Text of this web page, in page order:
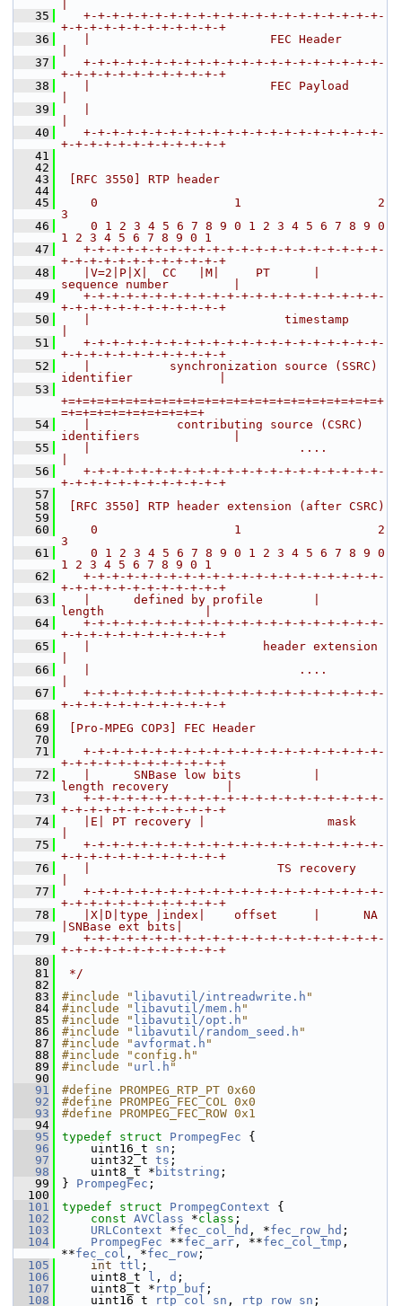
   35
   +-+-+-+-+-+-+-+-+-+-+-+-+-+-+-+-+-+-+-+-+-
+-+-+-+-+-+-+-+-+-+-+-+
   36
   |                         FEC Header
   37
   +-+-+-+-+-+-+-+-+-+-+-+-+-+-+-+-+-+-+-+-+-
+-+-+-+-+-+-+-+-+-+-+-+
   38
   |                         FEC Payload
   39
   40
   +-+-+-+-+-+-+-+-+-+-+-+-+-+-+-+-+-+-+-+-+-
+-+-+-+-+-+-+-+-+-+-+-+
   41
   42
   43
[RFC 3550] RTP header
   44
   45
    0                   1                   2
3
   46
    0 1 2 3 4 5 6 7 8 9 0 1 2 3 4 5 6 7 8 9 0
1 2 3 4 5 6 7 8 9 0 1
   47
   +-+-+-+-+-+-+-+-+-+-+-+-+-+-+-+-+-+-+-+-+-
+-+-+-+-+-+-+-+-+-+-+-+
   48
   |V=2|P|X|  CC   |M|     PT      |
sequence number         |
   49
   +-+-+-+-+-+-+-+-+-+-+-+-+-+-+-+-+-+-+-+-+-
+-+-+-+-+-+-+-+-+-+-+-+
   50
   |                           timestamp
   51
   +-+-+-+-+-+-+-+-+-+-+-+-+-+-+-+-+-+-+-+-+-
+-+-+-+-+-+-+-+-+-+-+-+
   52
   |           synchronization source (SSRC)
identifier            |
   53
+=+=+=+=+=+=+=+=+=+=+=+=+=+=+=+=+=+=+=+=+=+=+
=+=+=+=+=+=+=+=+=+=+
   54
   |            contributing source (CSRC)
identifiers             |
   55
   |                             ....
   56
   +-+-+-+-+-+-+-+-+-+-+-+-+-+-+-+-+-+-+-+-+-
+-+-+-+-+-+-+-+-+-+-+-+
   57
   58
[RFC 3550] RTP header extension (after CSRC)
   59
   60
    0                   1                   2
3
   61
    0 1 2 3 4 5 6 7 8 9 0 1 2 3 4 5 6 7 8 9 0
1 2 3 4 5 6 7 8 9 0 1
   62
   +-+-+-+-+-+-+-+-+-+-+-+-+-+-+-+-+-+-+-+-+-
+-+-+-+-+-+-+-+-+-+-+-+
   63
   |      defined by profile       |
length              |
   64
   +-+-+-+-+-+-+-+-+-+-+-+-+-+-+-+-+-+-+-+-+-
+-+-+-+-+-+-+-+-+-+-+-+
   65
   |                        header extension
   66
   |                             ....
   67
   +-+-+-+-+-+-+-+-+-+-+-+-+-+-+-+-+-+-+-+-+-
+-+-+-+-+-+-+-+-+-+-+-+
   68
   69
[Pro-MPEG COP3] FEC Header
   70
   71
   +-+-+-+-+-+-+-+-+-+-+-+-+-+-+-+-+-+-+-+-+-
+-+-+-+-+-+-+-+-+-+-+-+
   72
   |      SNBase low bits          |
length recovery        |
   73
   +-+-+-+-+-+-+-+-+-+-+-+-+-+-+-+-+-+-+-+-+-
+-+-+-+-+-+-+-+-+-+-+-+
   74
   |E| PT recovery |                 mask
   75
   +-+-+-+-+-+-+-+-+-+-+-+-+-+-+-+-+-+-+-+-+-
+-+-+-+-+-+-+-+-+-+-+-+
   76
   |                          TS recovery
   77
   +-+-+-+-+-+-+-+-+-+-+-+-+-+-+-+-+-+-+-+-+-
+-+-+-+-+-+-+-+-+-+-+-+
   78
   |X|D|type |index|    offset     |      NA
|SNBase ext bits|
   79
   +-+-+-+-+-+-+-+-+-+-+-+-+-+-+-+-+-+-+-+-+-
+-+-+-+-+-+-+-+-+-+-+-+
   80
   81
*/
   82
   83
#include " libavutil/intreadwrite.h "
   84
#include " libavutil/mem.h "
   85
#include " libavutil/opt.h "
   86
#include " libavutil/random_seed.h "
   87
#include " avformat.h "
   88
#include "config.h"
   89
#include " url.h "
   90
   91
#define PROMPEG_RTP_PT 0x60
   92
#define PROMPEG_FEC_COL 0x0
   93
#define PROMPEG_FEC_ROW 0x1
   94
   95
typedef struct PrompegFec {
   96
uint16_t sn ;
   97
uint32_t ts ;
   98
uint8_t * bitstring ;
   99
} PrompegFec ;
  100
  101
typedef struct PrompegContext {
  102
const AVClass *class ;
  103
URLContext *fec_col_hd , *fec_row_hd ;
  104
PrompegFec **fec_arr , **fec_col_tmp ,
**fec_col , *fec_row ;
  105
int ttl ;
  106
uint8_t l , d ;
  107
uint8_t * rtp_buf ;
  108
uint16_t rtp_col_sn , rtp_row_sn ;